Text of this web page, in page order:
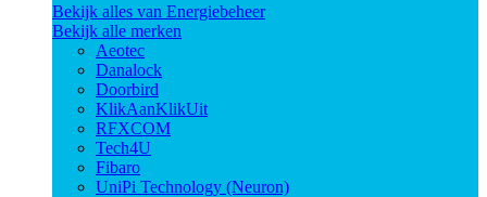
Bekijk alles van Energiebeheer
Bekijk alle merken
Aeotec
Danalock
Doorbird
KlikAanKlikUit
RFXCOM
Tech4U
Fibaro
UniPi Technology (Neuron)